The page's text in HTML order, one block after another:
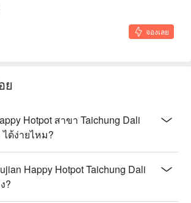
จองเลย
ย
Hotpot สาขา Taichung Dali
ด้ง่ายไหม?
Happy Hotpot Taichung Dali
?